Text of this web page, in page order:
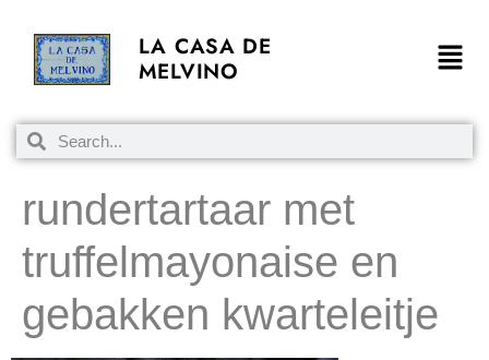
LA CASA DE
MELVINO
rundertartaar met
truffelmayonaise en
gebakken kwarteleitje